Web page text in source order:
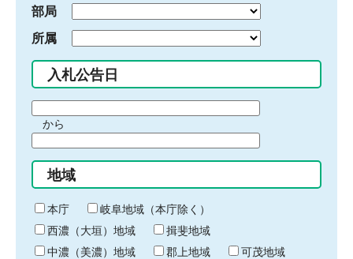
部局
所属
入札公告日
間
始
り
から
間
終
わ
り
地域
本庁
岐阜地域（本庁除く）
西濃（大垣）地域
揖斐地域
中濃（美濃）地域
郡上地域
可茂地域